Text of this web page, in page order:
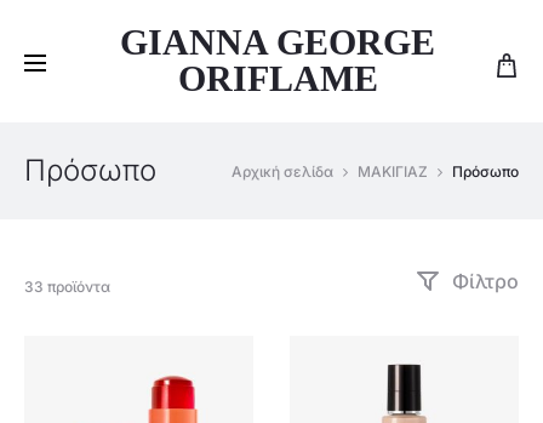
GIANNA GEORGE
ORIFLAME
Πρόσωπο Αρχική σελίδα ΜΑΚΙΓΙΑΖ Πρόσωπο
33 προϊόνταΒλέπετε
αποτελέσματα
Φίλτρο